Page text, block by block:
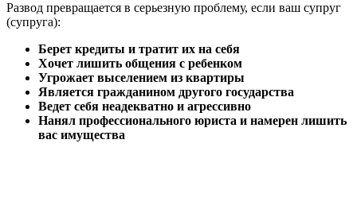
Развод превращается в серьезную проблему, если ваш супруг
(супруга):
Берет кредиты и тратит их на себя
Хочет лишить общения с ребенком
Угрожает выселением из квартиры
Является гражданином другого государства
Ведет себя неадекватно и агрессивно
Нанял профессионального юриста и намерен лишить
вас имущества